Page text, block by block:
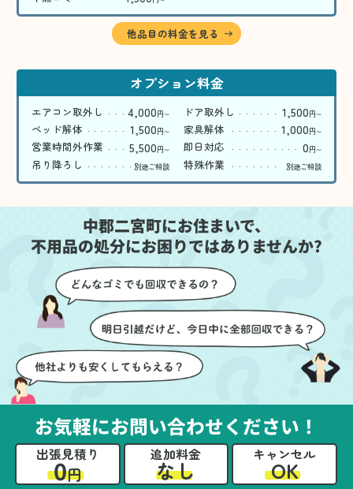
他品目の料金を見る
オプション料金
エアコン取外し 4,000円〜 ドア取外し 1,500円〜
ベッド解体 1,500円〜 家具解体 1,000円〜
営業時間外作業 5,500円〜 即日対応 0円〜
吊り降ろし 別途ご相談 特殊作業 別途ご相談
中郡二宮町にお住まいで、
不用品の処分にお困りではありませんか?
お気軽にお問い合わせください！
出張見積り
0円
追加料金
なし
キャンセル
OK